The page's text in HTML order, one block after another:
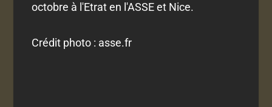
octobre à l'Etrat en l'ASSE et Nice.
Crédit photo : asse.fr